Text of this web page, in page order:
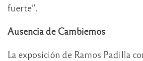
fuerte”.
Ausencia de Cambiemos
La exposición de Ramos Padilla